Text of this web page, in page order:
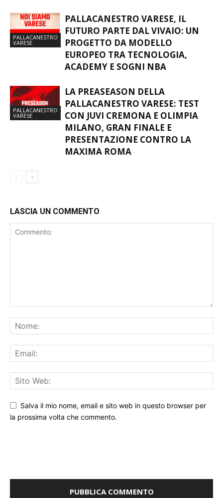
PALLACANESTRO
VARESE
PALLACANESTRO VARESE, IL
FUTURO PARTE DAL VIVAIO: UN
PROGETTO DA MODELLO
EUROPEO TRA TECNOLOGIA,
ACADEMY E SOGNI NBA
PALLACANESTRO
VARESE
LA PREASEASON DELLA
PALLACANESTRO VARESE: TEST
CON JUVI CREMONA E OLIMPIA
MILANO, GRAN FINALE E
PRESENTAZIONE CONTRO LA
MAXIMA ROMA
LASCIA UN COMMENTO
Salva il mio nome, email e sito web in questo browser per
la prossima volta che commento.